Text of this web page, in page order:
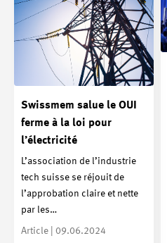
Swissmem salue le OUI
ferme à la loi pour
l’électricité
L’association de l’industrie
tech suisse se réjouit de
l’approbation claire et nette
par les…
Article | 09.06.2024